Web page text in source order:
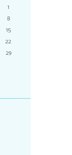
1
8
15
22
29